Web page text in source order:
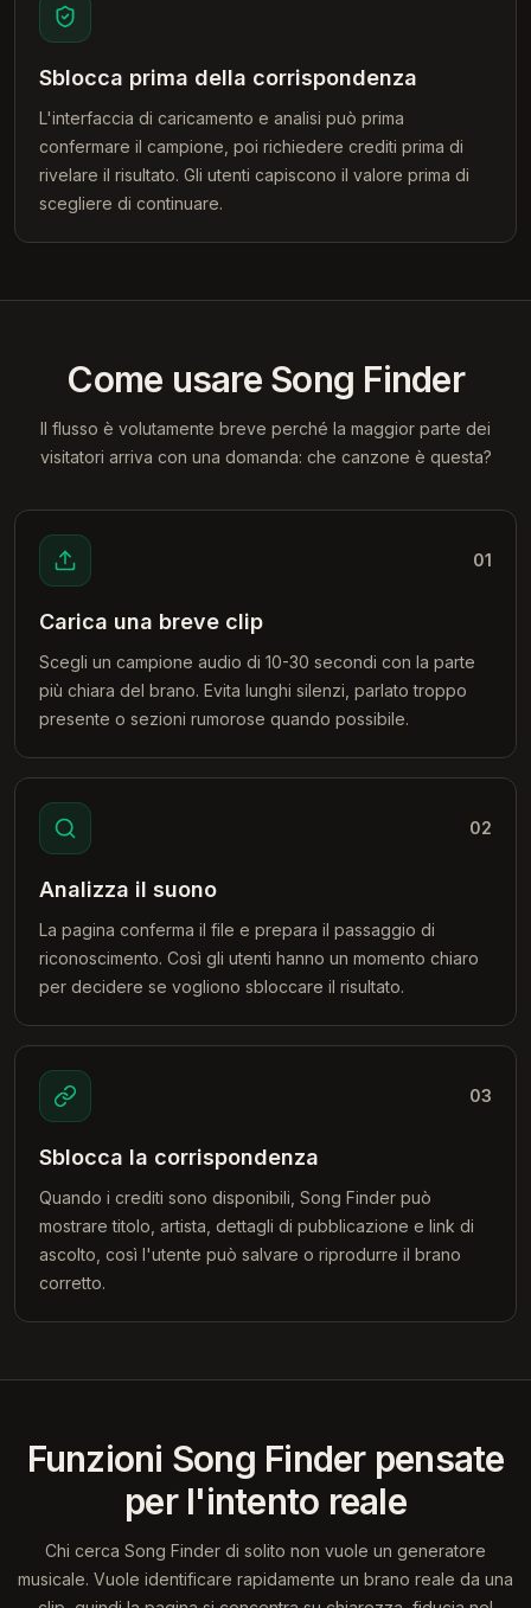
Sblocca prima della corrispondenza
L'interfaccia di caricamento e analisi può prima
confermare il campione, poi richiedere crediti prima di
rivelare il risultato. Gli utenti capiscono il valore prima di
scegliere di continuare.
Come usare Song Finder
Il flusso è volutamente breve perché la maggior parte dei
visitatori arriva con una domanda: che canzone è questa?
01
Carica una breve clip
Scegli un campione audio di 10-30 secondi con la parte
più chiara del brano. Evita lunghi silenzi, parlato troppo
presente o sezioni rumorose quando possibile.
02
Analizza il suono
La pagina conferma il file e prepara il passaggio di
riconoscimento. Così gli utenti hanno un momento chiaro
per decidere se vogliono sbloccare il risultato.
03
Sblocca la corrispondenza
Quando i crediti sono disponibili, Song Finder può
mostrare titolo, artista, dettagli di pubblicazione e link di
ascolto, così l'utente può salvare o riprodurre il brano
corretto.
Funzioni Song Finder pensate
per l'intento reale
Chi cerca Song Finder di solito non vuole un generatore
musicale. Vuole identificare rapidamente un brano reale da una